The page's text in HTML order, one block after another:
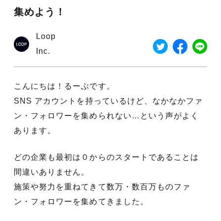
集めよう！
Loop
Inc.
こんにちは！るーぷです。
SNS アカウントを持っているけど、なかなかファ
ン・フォロワーを集められない…という声がよく
あります。
どの企業も最初は０からのスタートであることは
間違いありません。
施策や努力を重ねてきて数万・数百万ものファ
ン・フォロワーを集めてきました。